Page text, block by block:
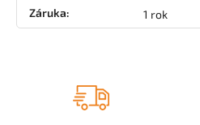
Záruka: 1 rok